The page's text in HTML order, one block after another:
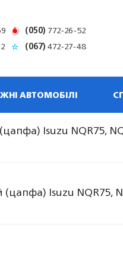
(050) 772-26-52
(067)472-27-48
АВТОМОБІЛІ
Isuzu NQR75,
Isuzu NQR75,